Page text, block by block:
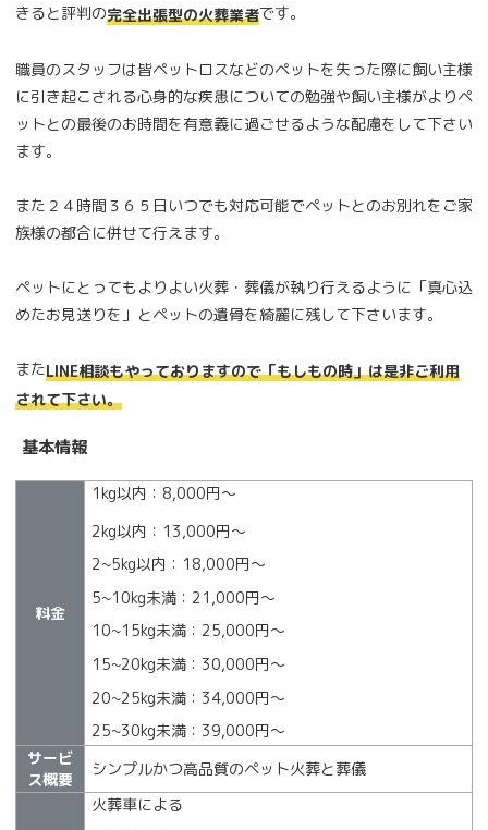
きると評判の完全出張型の火葬業者です。
職員のスタッフは皆ペットロスなどのペットを失った際に飼い主様
に引き起こされる心身的な疾患についての勉強や飼い主様がよりペ
ットとの最後のお時間を有意義に過ごせるような配慮をして下さい
ます。
また２４時間３６５日いつでも対応可能でペットとのお別れをご家
族様の都合に併せて行えます。
ペットにとってもよりよい火葬・葬儀が執り行えるように「真心込
めたお見送りを」とペットの遺骨を綺麗に残して下さいます。
またLINE相談もやっておりますので「もしもの時」は是非ご利用
されて下さい。
基本情報
料金
1kg以内：8,000円〜
2kg以内：13,000円〜
2~5kg以内：18,000円〜
5~10kg未満：21,000円〜
10~15kg未満：25,000円〜
15~20kg未満：30,000円〜
20~25kg未満：34,000円〜
25~30kg未満：39,000円〜
サービ
ス概要
シンプルかつ高品質のペット火葬と葬儀
火葬車による